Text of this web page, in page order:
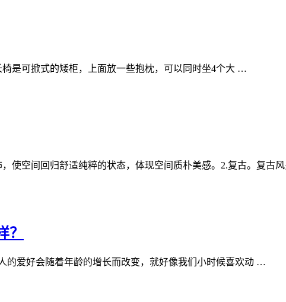
是可掀式的矮柜，上面放一些抱枕，可以同时坐4个大 …
使空间回归舒适纯粹的状态，体现空间质朴美感。2.复古。复古
的爱好会随着年龄的增长而改变，就好像我们小时候喜欢动 …